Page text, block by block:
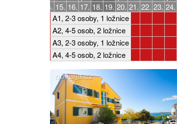
14. 15. 16. 17. 18. 19. 20. 21. 22. 23. 24.
A1, 2-3 osoby, 1 ložnice
A2, 4-5 osob, 2 ložnice
A3, 2-3 osoby, 1 ložnice
A4, 4-5 osob, 2 ložnice